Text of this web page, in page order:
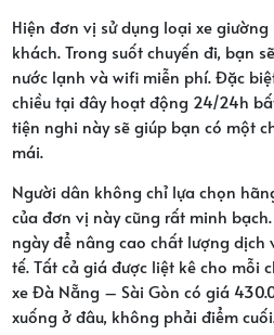
Hiện đơn vị sử dụng loại xe
khách. Trong suốt chuyến đi, bạn
nước lạnh và wifi miễn phí. Đặc
chiều tại đây hoạt động 24/24h
tiện nghi này sẽ giúp bạn có một
mái.
Người dân không chỉ lựa chọn
của đơn vị này cũng rất minh
ngày để nâng cao chất lượng dịch
tế. Tất cả giá được liệt kê cho mỗi
xe Đà Nẵng – Sài Gòn có giá
xuống ở đâu, không phải điểm